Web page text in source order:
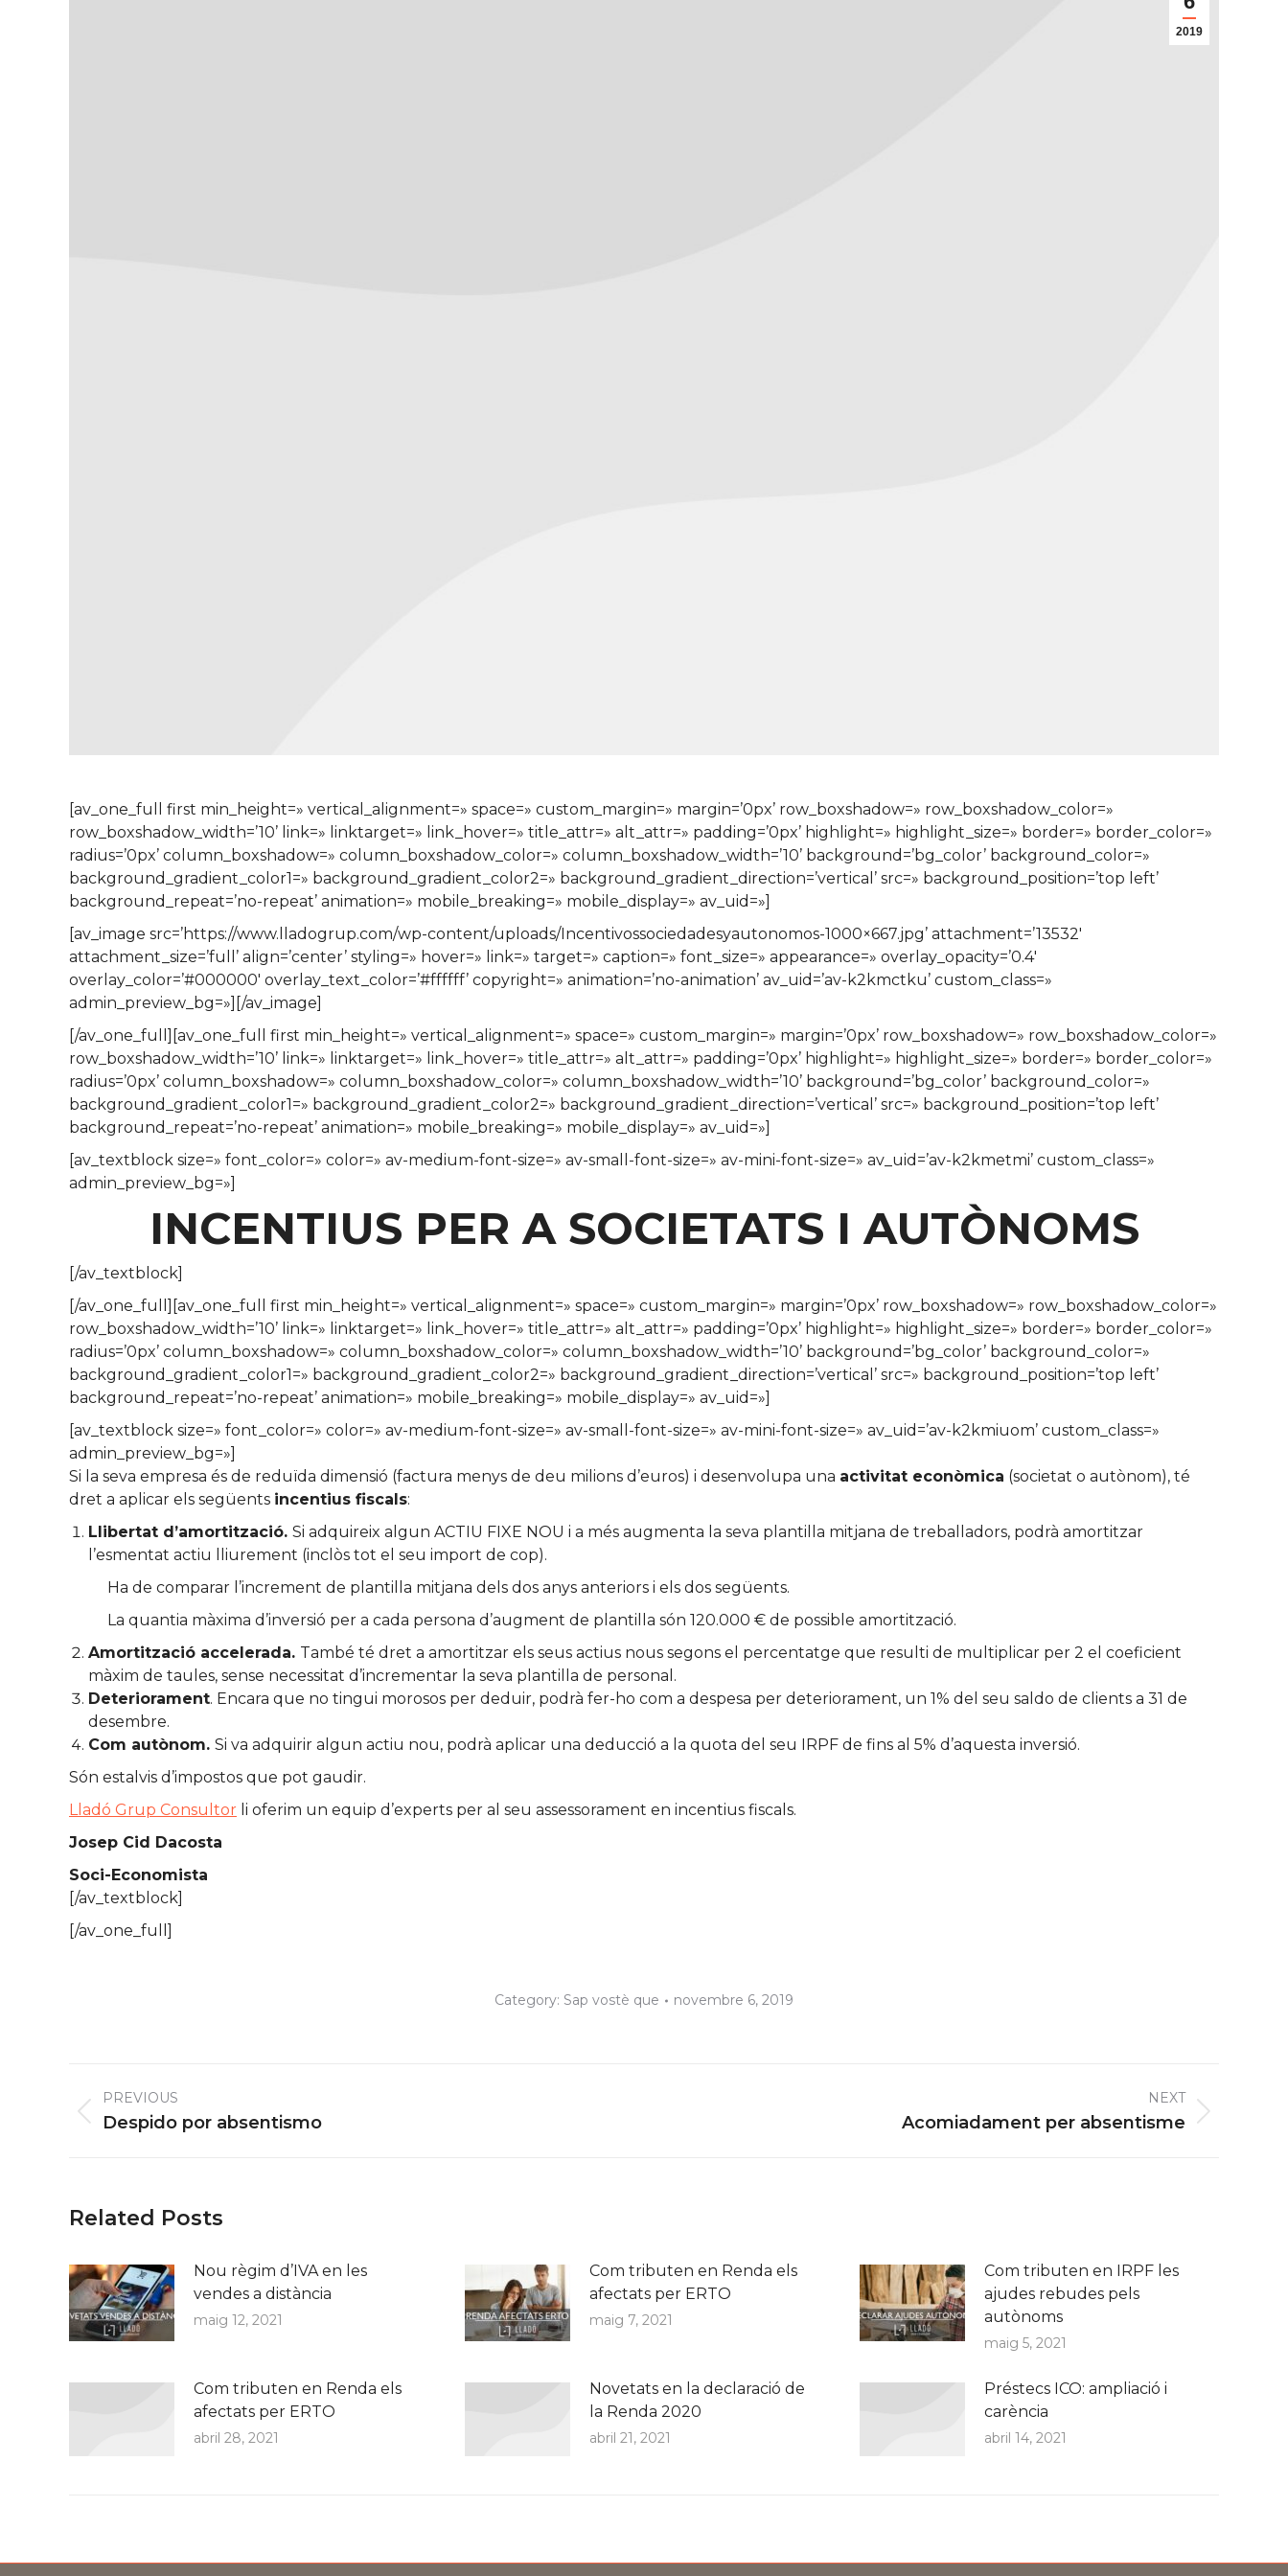
2019
[av_one_full first min_height=» vertical_alignment=» space=» custom_margin=» margin=’0px’ row_boxshadow=» row_boxshadow_color=»
row_boxshadow_width=’10’ link=» linktarget=» link_hover=» title_attr=» alt_attr=» padding=’0px’ highlight=» highlight_size=» border=» border_color=»
radius=’0px’ column_boxshadow=» column_boxshadow_color=» column_boxshadow_width=’10’ background=’bg_color’ background_color=»
background_gradient_color1=» background_gradient_color2=» background_gradient_direction=’vertical’ src=» background_position=’top left’
background_repeat=’no-repeat’ animation=» mobile_breaking=» mobile_display=» av_uid=»]
[av_image src=’https://www.lladogrup.com/wp-content/uploads/Incentivossociedadesyautonomos-1000×667.jpg’ attachment=’13532′
attachment_size=’full’ align=’center’ styling=» hover=» link=» target=» caption=» font_size=» appearance=» overlay_opacity=’0.4′
overlay_color=’#000000′ overlay_text_color=’#ffffff’ copyright=» animation=’no-animation’ av_uid=’av-k2kmctku’ custom_class=»
admin_preview_bg=»][/av_image]
[/av_one_full][av_one_full first min_height=» vertical_alignment=» space=» custom_margin=» margin=’0px’ row_boxshadow=» row_boxshadow_color=»
row_boxshadow_width=’10’ link=» linktarget=» link_hover=» title_attr=» alt_attr=» padding=’0px’ highlight=» highlight_size=» border=» border_color=»
radius=’0px’ column_boxshadow=» column_boxshadow_color=» column_boxshadow_width=’10’ background=’bg_color’ background_color=»
background_gradient_color1=» background_gradient_color2=» background_gradient_direction=’vertical’ src=» background_position=’top left’
background_repeat=’no-repeat’ animation=» mobile_breaking=» mobile_display=» av_uid=»]
[av_textblock size=» font_color=» color=» av-medium-font-size=» av-small-font-size=» av-mini-font-size=» av_uid=’av-k2kmetmi’ custom_class=»
admin_preview_bg=»]
INCENTIUS PER A SOCIETATS I AUTÒNOMS
[/av_textblock]
[/av_one_full][av_one_full first min_height=» vertical_alignment=» space=» custom_margin=» margin=’0px’ row_boxshadow=» row_boxshadow_color=»
row_boxshadow_width=’10’ link=» linktarget=» link_hover=» title_attr=» alt_attr=» padding=’0px’ highlight=» highlight_size=» border=» border_color=»
radius=’0px’ column_boxshadow=» column_boxshadow_color=» column_boxshadow_width=’10’ background=’bg_color’ background_color=»
background_gradient_color1=» background_gradient_color2=» background_gradient_direction=’vertical’ src=» background_position=’top left’
background_repeat=’no-repeat’ animation=» mobile_breaking=» mobile_display=» av_uid=»]
[av_textblock size=» font_color=» color=» av-medium-font-size=» av-small-font-size=» av-mini-font-size=» av_uid=’av-k2kmiuom’ custom_class=»
admin_preview_bg=»]
Si la seva empresa és de reduïda dimensió (factura menys de deu milions d’euros) i desenvolupa una activitat econòmica (societat o autònom), té
dret a aplicar els següents incentius fiscals:
Llibertat d’amortització. Si adquireix algun ACTIU FIXE NOU i a més augmenta la seva plantilla mitjana de treballadors, podrà amortitzar
l’esmentat actiu lliurement (inclòs tot el seu import de cop).
Ha de comparar l’increment de plantilla mitjana dels dos anys anteriors i els dos següents.
La quantia màxima d’inversió per a cada persona d’augment de plantilla són 120.000 € de possible amortització.
Amortització accelerada. També té dret a amortitzar els seus actius nous segons el percentatge que resulti de multiplicar per 2 el coeficient
màxim de taules, sense necessitat d’incrementar la seva plantilla de personal.
Deteriorament. Encara que no tingui morosos per deduir, podrà fer-ho com a despesa per deteriorament, un 1% del seu saldo de clients a 31 de
desembre.
Com autònom. Si va adquirir algun actiu nou, podrà aplicar una deducció a la quota del seu IRPF de fins al 5% d’aquesta inversió.
Són estalvis d’impostos que pot gaudir.
Lladó Grup Consultor li oferim un equip d’experts per al seu assessorament en incentius fiscals.
Josep Cid Dacosta
Soci-Economista
[/av_textblock]
[/av_one_full]
Category: Sap vostè que novembre 6, 2019
navigation
PREVIOUS
Previous
Despido por absentismo
NEXT
Acomiadament per absentisme
Related Posts
Nou règim d’IVA en les
vendes a distància
maig 12, 2021
Com tributen en Renda els
afectats per ERTO
maig 7, 2021
Com tributen en IRPF les
ajudes rebudes pels
autònoms
maig 5, 2021
Com tributen en Renda els
afectats per ERTO
abril 28, 2021
Novetats en la declaració de
la Renda 2020
abril 21, 2021
Préstecs ICO: ampliació i
carència
abril 14, 2021